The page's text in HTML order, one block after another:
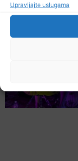
Upravljajte uslugama